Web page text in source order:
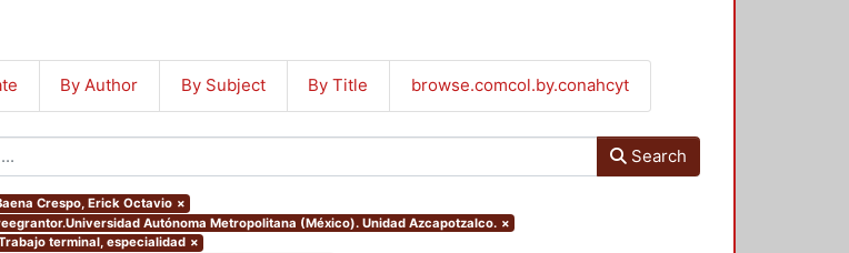
By Author By Subject By Title browse.comcol.by.conahcyt
Search
Crespo, Erick Octavio ×
Autónoma Metropolitana (México). Unidad Azcapotzalco. ×
terminal, especialidad ×